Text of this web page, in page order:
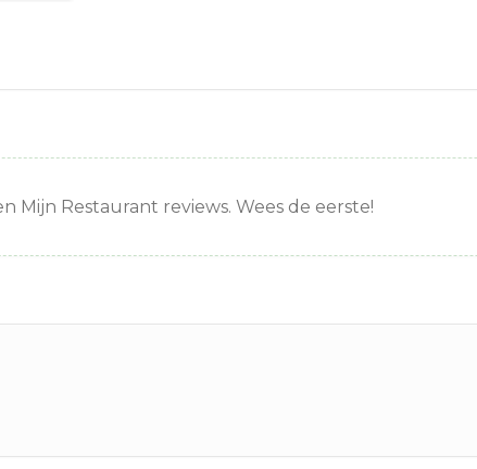
Mijn Restaurant reviews. Wees de eerste!